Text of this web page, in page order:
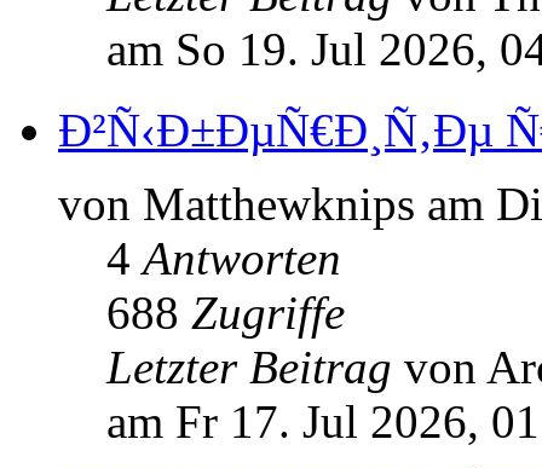
am So 19. Jul 2026,
Ð²Ñ‹Ð±ÐµÑ€Ð¸Ñ‚Ðµ
von Matthewknips am
4Antworten
688 Zugriffe
Letzter Beitrag von
am Fr 17. Jul 2026,